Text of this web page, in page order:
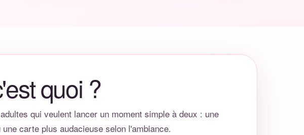
quoi ?
qui veulent lancer un moment simple à deux : une
carte plus audacieuse selon l'ambiance.